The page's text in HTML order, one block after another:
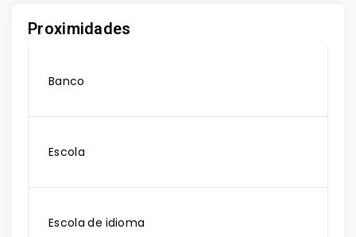
Proximidades
Banco
Escola
Escola de idioma